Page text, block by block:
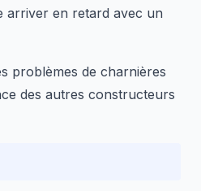
arriver en retard avec un
problèmes de charnières
des autres constructeurs